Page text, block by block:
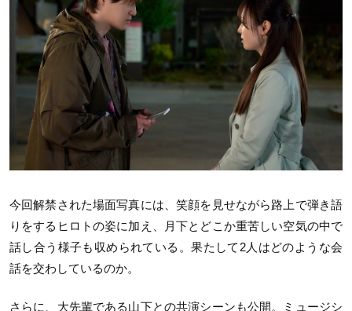
今回解禁された場面写真には、笑顔を見せながら路上で弾き語
りをするヒロトの姿に加え、月下とどこか重苦しい空気の中で
話し合う様子も収められている。果たして2人はどのような会
話を交わしているのか。
さらに、大先輩である山下との共演シーンも公開。ミュージシ